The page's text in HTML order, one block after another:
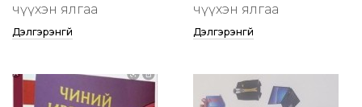
өчүүхэн ялгаа
Дэлгэрэнгүй
өчүүхэн ялгаа
Дэлгэрэнгүй